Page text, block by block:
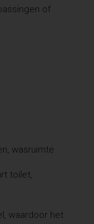
of
wasruimte
toilet,
waardoor het